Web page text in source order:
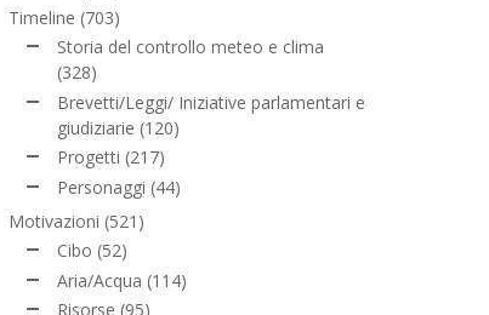
Timeline (703)
Storia del controllo meteo e clima
(328)
Brevetti/Leggi/ Iniziative parlamentari e
giudiziarie (120)
Progetti (217)
Personaggi (44)
Motivazioni (521)
Cibo (52)
Aria/Acqua (114)
Risorse (95)